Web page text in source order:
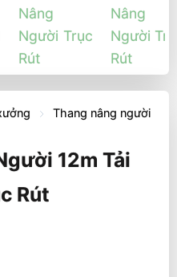
Thang nâng người
12m Tải
Rút